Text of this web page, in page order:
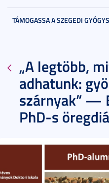
TÁMOGASSA A SZEGEDI
„A legtöbb,
adhatunk:
szárnyak” —
PhD-s